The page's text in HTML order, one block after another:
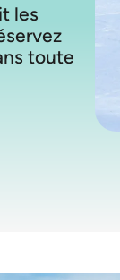
les
toute